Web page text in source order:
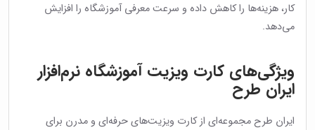
کار، هزینه‌ها را کاهش داده و سرعت معرفی آموزشگاه را افزایش
می‌دهد.
ویژگی‌های کارت ویزیت آموزشگاه نرم‌افزار
ایران طرح
ایران طرح مجموعه‌ای از کارت ویزیت‌های حرفه‌ای و مدرن برای